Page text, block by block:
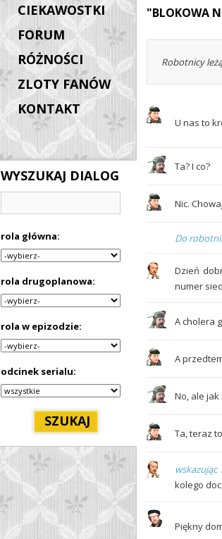
CIEKAWOSTKI
FORUM
RÓŻNOŚCI
ZLOTY FANÓW
KONTAKT
WYSZUKAJ DIALOG
rola główna:
rola drugoplanowa:
rola w epizodzie:
odcinek serialu:
"BLOKOWA
Robotnicy
U nas to
Ta? I co?
Nic.
Do
Dzień
numer
A cholera
A
No, ale
Ta, teraz
kolego
Piękny